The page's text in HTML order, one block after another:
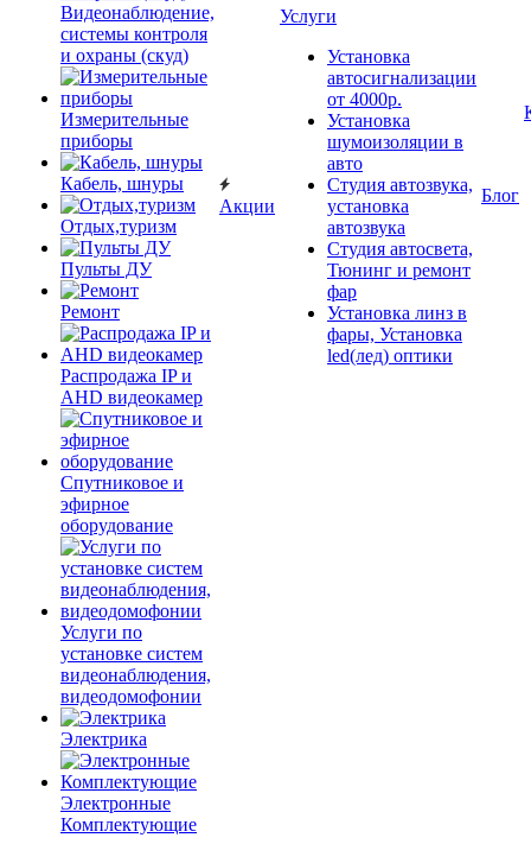
Видеонаблюдение,
системы контроля
и охраны (скуд)
Измерительные
приборы
Кабель, шнуры
Отдых,туризм
Пульты ДУ
Ремонт
Распродажа IP и
AHD видеокамер
Спутниковое и
эфирное
оборудование
Услуги по
установке систем
видеонаблюдения,
видеодомофонии
Электрика
Электронные
Комплектующие
Акции
Услуги
Установка
автосигнализации
от 4000р.
Установка
шумоизоляции в
авто
Студия автозвука,
установка
автозвука
Студия автосвета,
Тюнинг и ремонт
фар
Установка линз в
фары, Установка
led(лед) оптики
Блог